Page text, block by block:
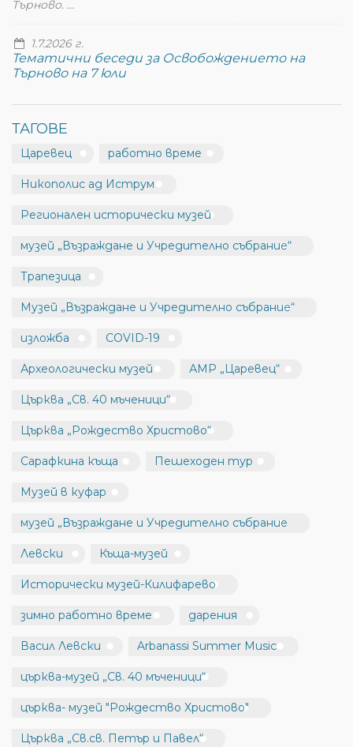
Търново. ...
1.7.2026 г.
Тематични беседи за Освобождението на
Търново на 7 юли
ТАГОВЕ
Царевец работно време
Никополис ад Иструм
Регионален исторически музей
музей „Възраждане и Учредително събрание“
Трапезица
Музей „Възраждане и Учредително събрание“
изложба COVID-19
Археологически музей АМР „Царевец“
Църква „Св. 40 мъченици“
Църква „Рождество Христово“
Сарафкина къща Пешеходен тур
Музей в куфар
музей „Възраждане и Учредително събрание
Левски Къща-музей
Исторически музей-Килифарево
зимно работно време дарения
Васил Левски Arbanassi Summer Music
църква-музей „Св. 40 мъченици“
църква- музей "Рождество Христово"
Църква „Св.св. Петър и Павел“